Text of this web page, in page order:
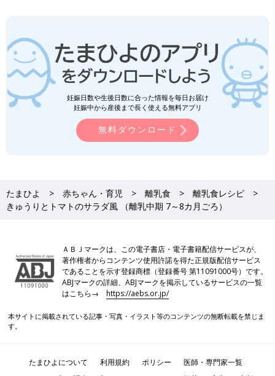
●材料内の鶏卵はMサイズ、じゃがいもやトマトなどの野菜は中
玉が基本です。計量は1カップ＝200mL、大さじ1＝15mL、小さ
じ1＝5mLが基本です。グラム表記は標準サイズの食材で算出し
たものです。
●食材は皮をむく、へた・すじを取り除く、種やわた・芯・骨を
取り除くなどの下ごしらえが済んだものを使用しています。
●1回の食事で食べさせる初めての食材は1種類とし、食物アレル
ギーに注意をして少量ずつ与えるのが基本です。食べ慣れた食材
離乳食の「時期・食材別大きさの目安」はこち
ら！
材・レシピも動画で分かる きほんの離乳食
前の話
白菜とみかんのヨー
グルトのせ （離乳中
一覧
次の話
妊娠日数や生後日数に合った情報を毎日お届け
妊娠中から産後まで長く使える無料アプリ
無料ダウンロード
たまひよ 赤ちゃん・育児 離乳食
離乳食レシピ
きゅうりとトマトのサラダ風 （離乳中期 7～8カ月ごろ）
ＡＢＪマークは、この電子書店・電子書籍配信サービスが、
著作権者からコンテンツ使用許諾を得た正規版配信サービス
であることを示す登録商標（登録番号 第11091000号）です。
ABJマークの詳細、ABJマークを掲示しているサービスの一覧
はこちら→https://aebs.or.jp/
本サイトに掲載されている記事・写真・イラスト等のコンテンツの無断転載を禁じま
す。
たまひよについて 利用規約 ポリシー
医師・専門家一覧